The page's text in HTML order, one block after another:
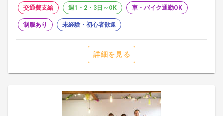
交通費支給 週1・2・3日～OK 車・バイク通勤OK
制服あり 未経験・初心者歓迎
詳細を見る